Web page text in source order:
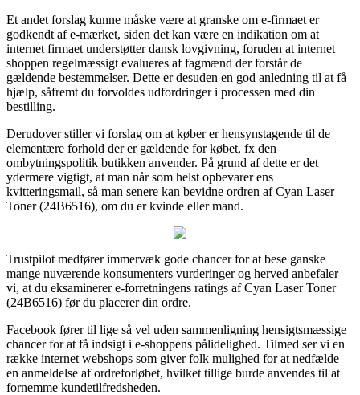
Et andet forslag kunne måske være at granske om e-firmaet er
godkendt af e-mærket, siden det kan være en indikation om at
internet firmaet understøtter dansk lovgivning, foruden at internet
shoppen regelmæssigt evalueres af fagmænd der forstår de
gældende bestemmelser. Dette er desuden en god anledning til at få
hjælp, såfremt du forvoldes udfordringer i processen med din
bestilling.
Derudover stiller vi forslag om at køber er hensynstagende til de
elementære forhold der er gældende for købet, fx den
ombytningspolitik butikken anvender. På grund af dette er det
ydermere vigtigt, at man når som helst opbevarer ens
kvitteringsmail, så man senere kan bevidne ordren af Cyan Laser
Toner (24B6516), om du er kvinde eller mand.
Trustpilot medfører immervæk gode chancer for at bese ganske
mange nuværende konsumenters vurderinger og herved anbefaler
vi, at du eksaminerer e-forretningens ratings af Cyan Laser Toner
(24B6516) før du placerer din ordre.
Facebook fører til lige så vel uden sammenligning hensigtsmæssige
chancer for at få indsigt i e-shoppens pålidelighed. Tilmed ser vi en
række internet webshops som giver folk mulighed for at nedfælde
en anmeldelse af ordreforløbet, hvilket tillige burde anvendes til at
fornemme kundetilfredsheden.